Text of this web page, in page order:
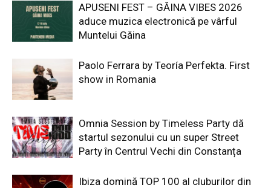
APUSENI FEST – GĂINA VIBES 2026
aduce muzica electronică pe vârful
Muntelui Găina
Paolo Ferrara by Teoría Perfekta. First
show in Romania
Omnia Session by Timeless Party dă
startul sezonului cu un super Street
Party în Centrul Vechi din Constanța
Ibiza domină TOP 100 al cluburilor din